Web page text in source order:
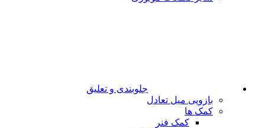
جلوبندی و تعلیق
بازویی میل تعادل
کمک ها
کمک فنر